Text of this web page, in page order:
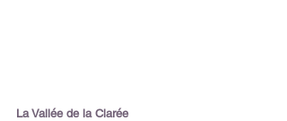
La Vallée de la Clarée